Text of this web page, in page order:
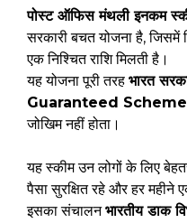
पोस्ट ऑफिस मंथली इनकम
सरकारी बचत योजना है,
एक निश्चित राशि मिलती है।
यह योजना पूरी तरह भारत
Guaranteed
जोखिम नहीं होता।
यह स्कीम उन लोगों के लिए
पैसा सुरक्षित रहे और हर महीने
इसका संचालनभारतीय डाक